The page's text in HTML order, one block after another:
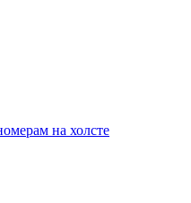
на холсте